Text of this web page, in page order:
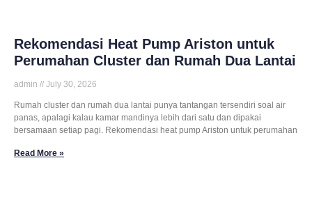
Rekomendasi Heat Pump Ariston untuk
Perumahan Cluster dan Rumah Dua Lantai
admin July 30, 2026
Rumah cluster dan rumah dua lantai punya tantangan tersendiri soal air
panas, apalagi kalau kamar mandinya lebih dari satu dan dipakai
bersamaan setiap pagi. Rekomendasi heat pump Ariston untuk perumahan
Read More »